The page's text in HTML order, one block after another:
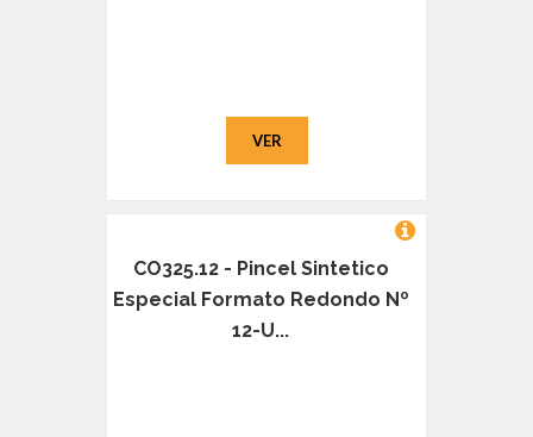
VER
CO325.12 - Pincel Sintetico
Especial Formato Redondo Nº
12-U...